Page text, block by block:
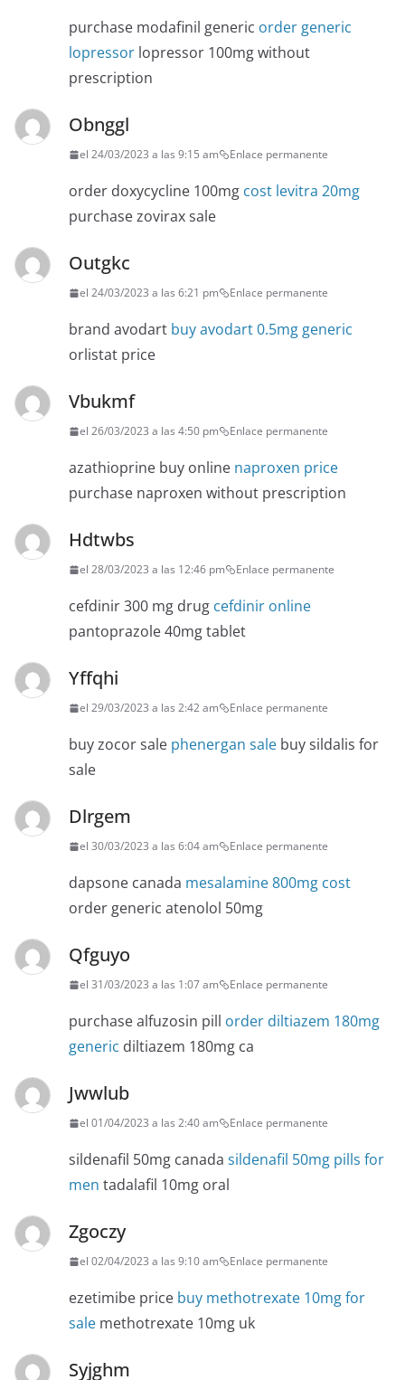
purchase modafinil generic order generic
lopressor lopressor 100mg without
prescription
Obnggl
el 24/03/2023 a las 9:15 am Enlace permanente
order doxycycline 100mg cost levitra 20mg
purchase zovirax sale
Outgkc
el 24/03/2023 a las 6:21 pm Enlace permanente
brand avodart buy avodart 0.5mg generic
orlistat price
Vbukmf
el 26/03/2023 a las 4:50 pm Enlace permanente
azathioprine buy online naproxen price
purchase naproxen without prescription
Hdtwbs
el 28/03/2023 a las 12:46 pm Enlace permanente
cefdinir 300 mg drug cefdinir online
pantoprazole 40mg tablet
Yffqhi
el 29/03/2023 a las 2:42 am Enlace permanente
buy zocor sale phenergan sale buy sildalis for
sale
Dlrgem
el 30/03/2023 a las 6:04 am Enlace permanente
dapsone canada mesalamine 800mg cost
order generic atenolol 50mg
Qfguyo
el 31/03/2023 a las 1:07 am Enlace permanente
purchase alfuzosin pill order diltiazem 180mg
generic diltiazem 180mg ca
Jwwlub
el 01/04/2023 a las 2:40 am Enlace permanente
sildenafil 50mg canada sildenafil 50mg pills for
men tadalafil 10mg oral
Zgoczy
el 02/04/2023 a las 9:10 am Enlace permanente
ezetimibe price buy methotrexate 10mg for
sale methotrexate 10mg uk
Syjghm